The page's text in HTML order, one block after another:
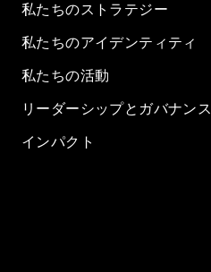
私たちのストラテジー
私たちのアイデンティティ
私たちの活動
リーダーシップとガバナンス
インパクト